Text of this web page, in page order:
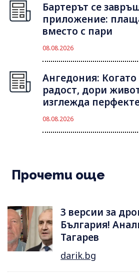
Бартерът се
приложение:
вместо с пари
08.08.2026
Ангедония:
радост, дори
изглежда
08.08.2026
Прочети още
3 версии за
България!
Тагарев
darik.bg